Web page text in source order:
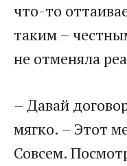
что-то
таким –
не отменяла
– Давай
мягко. – Этот
Совсем.